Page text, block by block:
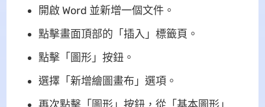
開啟 Word 並新增一個文件。
點擊畫面頂部的「插入」標籤頁。
點擊「圖形」按鈕。
選擇「新增繪圖畫布」選項。